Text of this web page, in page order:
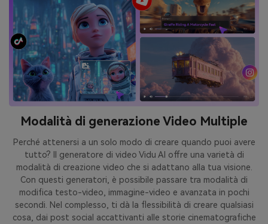
Modalità di generazione Video Multiple
Perché attenersi a un solo modo di creare quando puoi avere
tutto? Il generatore di video Vidu AI offre una varietà di
modalità di creazione video che si adattano alla tua visione.
Con questi generatori, è possibile passare tra modalità di
modifica testo-video, immagine-video e avanzata in pochi
secondi. Nel complesso, ti dà la flessibilità di creare qualsiasi
cosa, dai post social accattivanti alle storie cinematografiche